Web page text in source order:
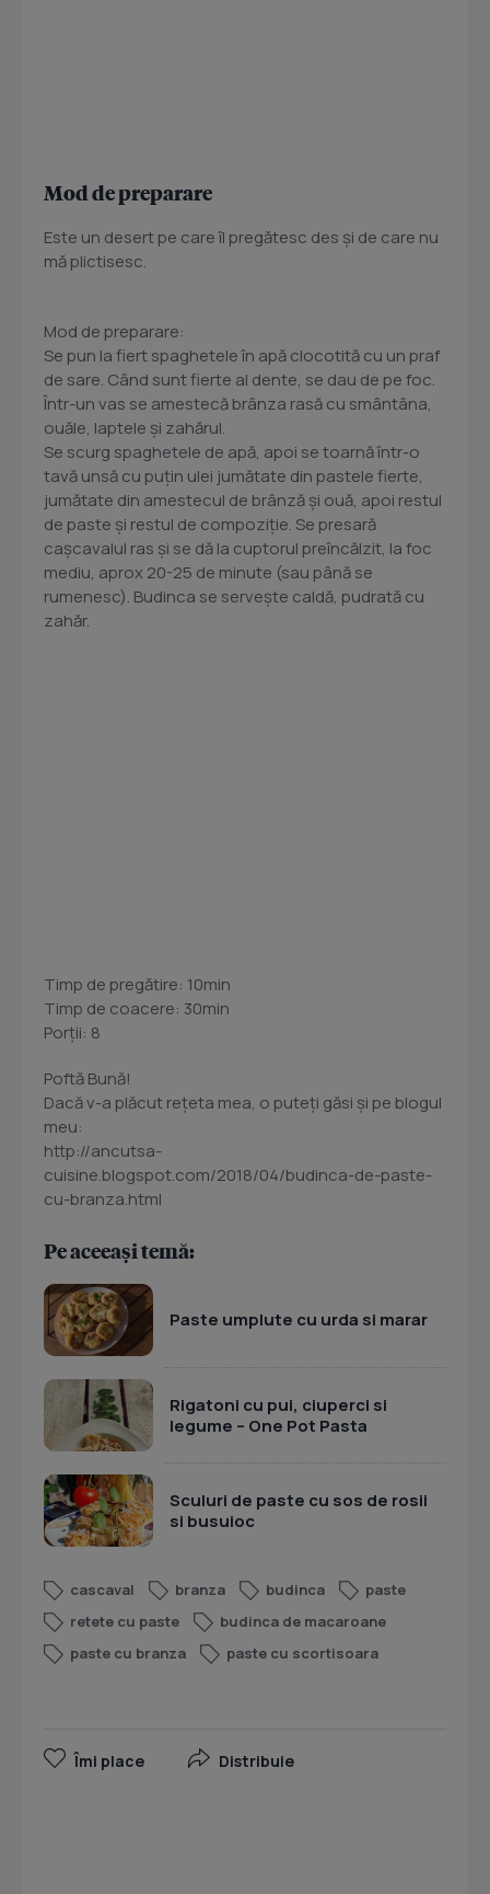
Mod de preparare
Este un desert pe care îl pregătesc des şi de care nu
mă plictisesc.
Mod de preparare:
Se pun la fiert spaghetele în apă clocotită cu un praf
de sare. Când sunt fierte al dente, se dau de pe foc.
Într-un vas se amestecă brânza rasă cu smântâna,
ouăle, laptele şi zahărul.
Se scurg spaghetele de apă, apoi se toarnă într-o
tavă unsă cu puţin ulei jumătate din pastele fierte,
jumătate din amestecul de brânză şi ouă, apoi restul
de paste şi restul de compoziţie. Se presară
caşcavalul ras şi se dă la cuptorul preîncălzit, la foc
mediu, aprox 20-25 de minute (sau până se
rumenesc). Budinca se serveşte caldă, pudrată cu
zahăr.
Timp de pregătire: 10min
Timp de coacere: 30min
Porţii: 8
Poftă Bună!
Dacă v-a plăcut reţeta mea, o puteţi găsi şi pe blogul
meu:
http://ancutsa-
cuisine.blogspot.com/2018/04/budinca-de-paste-
cu-branza.html
Pe aceeași temă:
Paste umplute cu urda si marar
Rigatoni cu pui, ciuperci si
legume – One Pot Pasta
Sculuri de paste cu sos de rosii
si busuioc
cascaval branza budinca
paste
retete cu paste
budinca de macaroane
paste cu branza
paste cu scortisoara
Îmi place Distribuie